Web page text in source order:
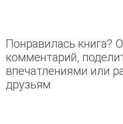
Понравилась книга?
комментарий,
впечатлениями или
друзьям